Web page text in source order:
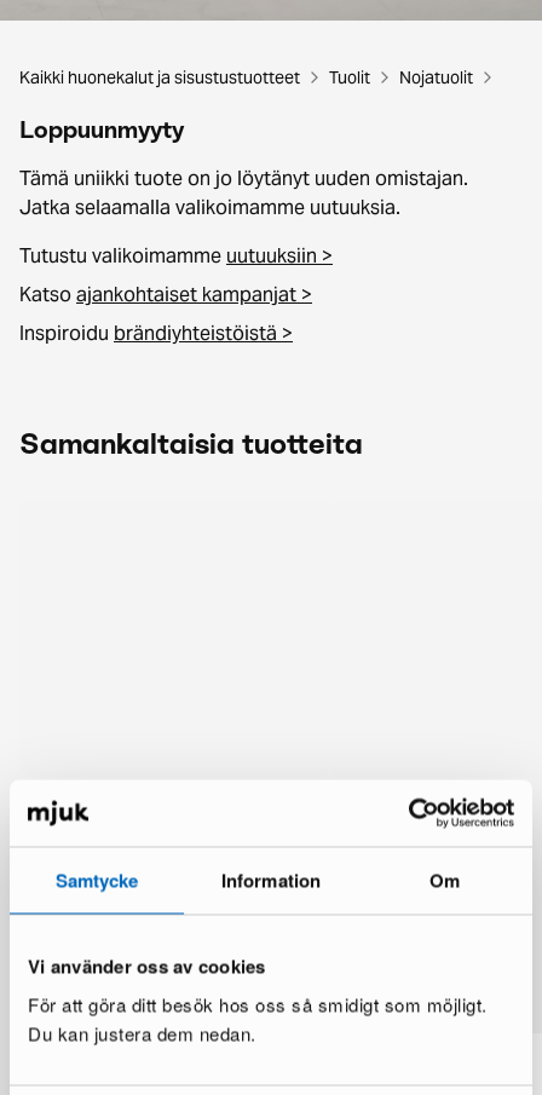
Samtycke Information Om
Vi använder oss av cookies
För att göra ditt besök hos oss så smidigt som möjligt.
Du kan justera dem nedan.
Kaikki huonekalut ja sisustustuotteet Tuolit Nojatuolit
Loppuunmyyty
Tämä uniikki tuote on jo löytänyt uuden omistajan.
Jatka selaamalla valikoimamme uutuuksia.
Tutustu valikoimamme uutuuksiin >
Katsoajankohtaiset kampanjat >
Inspiroidu brändiyhteistöistä >
Samankaltaisia tuotteita